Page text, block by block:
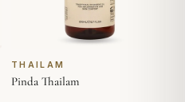
THAILAM
Pinda Thailam